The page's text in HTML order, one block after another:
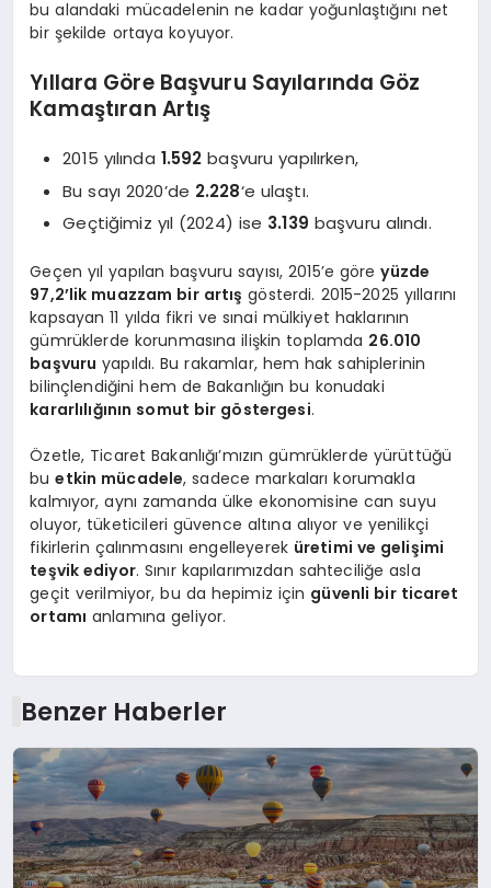
bu alandaki mücadelenin ne kadar yoğunlaştığını net
bir şekilde ortaya koyuyor.
Yıllara Göre Başvuru Sayılarında Göz
Kamaştıran Artış
2015 yılında 1.592 başvuru yapılırken,
Bu sayı 2020’de 2.228‘e ulaştı.
Geçtiğimiz yıl (2024) ise 3.139 başvuru alındı.
Geçen yıl yapılan başvuru sayısı, 2015’e göreyüzde
97,2’lik muazzam bir artış gösterdi. 2015-2025 yıllarını
kapsayan 11 yılda fikri ve sınai mülkiyet haklarının
gümrüklerde korunmasına ilişkin toplamda 26.010
başvuru yapıldı. Bu rakamlar, hem hak sahiplerinin
bilinçlendiğini hem de Bakanlığın bu konudaki
kararlılığının somut bir göstergesi.
Özetle, Ticaret Bakanlığı’mızın gümrüklerde yürüttüğü
buetkin mücadele, sadece markaları korumakla
kalmıyor, aynı zamanda ülke ekonomisine can suyu
oluyor, tüketicileri güvence altına alıyor ve yenilikçi
fikirlerin çalınmasını engelleyerek üretimi ve gelişimi
teşvik ediyor. Sınır kapılarımızdan sahteciliğe asla
geçit verilmiyor, bu da hepimiz için güvenli bir ticaret
ortamı anlamına geliyor.
Benzer Haberler